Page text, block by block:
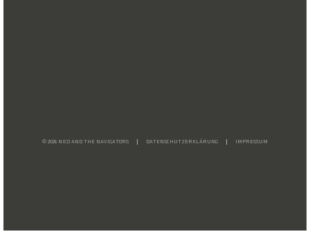
© 2026 NICO AND THE NAVIGATORS DATENSCHUTZERKLÄRUNG IMPRESSUM